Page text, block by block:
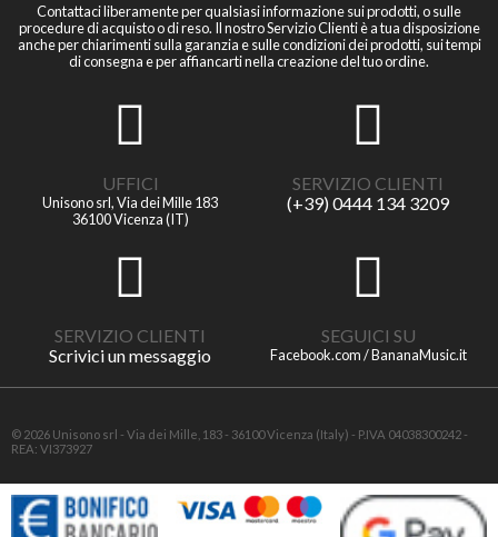
Contattaci liberamente per qualsiasi informazione sui prodotti, o sulle
procedure di acquisto o di reso. Il nostro Servizio Clienti è a tua disposizione
anche per chiarimenti sulla garanzia e sulle condizioni dei prodotti, sui tempi
di consegna e per affiancarti nella creazione del tuo ordine.
UFFICI
Unisono srl, Via dei Mille 183
36100 Vicenza (IT)
SERVIZIO CLIENTI
(+39) 0444 134 3209
SERVIZIO CLIENTI
Scrivici un messaggio
SEGUICI SU
Facebook.com / BananaMusic.it
© 2026 Unisono srl - Via dei Mille, 183 - 36100 Vicenza (Italy) - P.IVA 04038300242 -
REA: VI373927